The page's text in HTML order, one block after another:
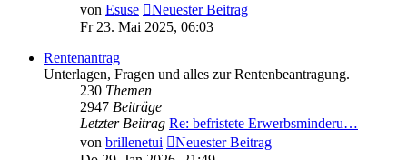
von Esuse
Neuester Beitrag
Fr 23. Mai 2025, 06:03
Rentenantrag
Unterlagen, Fragen und alles zur Rentenbeantragung.
230 Themen
2947 Beiträge
Letzter Beitrag Re: befristete Erwerbsminderu…
von brillenetui
Neuester Beitrag